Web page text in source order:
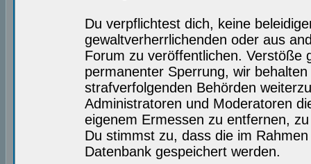
Du verpflichtest dich, keine
gewaltverherrlichenden oder aus
Forum zu veröffentlichen. Verstöße
permanenter Sperrung, wir
strafverfolgenden Behörden
Administratoren und Moderatoren
eigenem Ermessen zu entfernen,
Du stimmst zu, dass die im
Datenbank gespeichert werden.